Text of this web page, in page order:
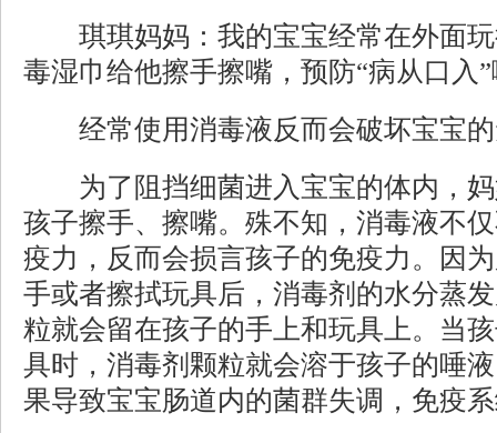
琪琪妈妈：我的宝宝经常在外面玩
毒湿巾给他擦手擦嘴，预防“病从口入
经常使用消毒液反而会破坏宝宝的
为了阻挡细菌进入宝宝的体内，妈
孩子擦手、擦嘴。殊不知，消毒液不
疫力，反而会损言孩子的免疫力。因
手或者擦拭玩具后，消毒剂的水分蒸
粒就会留在孩子的手上和玩具上。当
具时，消毒剂颗粒就会溶于孩子的唾
果导致宝宝肠道内的菌群失调，免疫